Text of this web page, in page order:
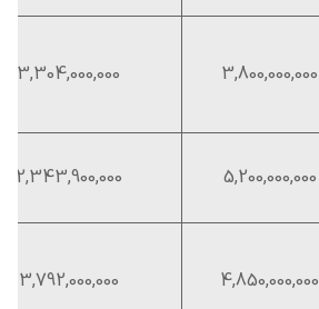
3,800,000,000
3,304,000,000
5,200,000,000
2,343,900,000
4,850,000,000
3,792,000,000